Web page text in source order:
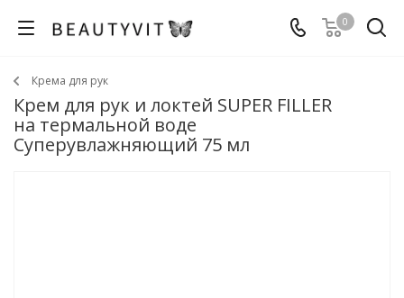
0
Крема для рук
Крем для рук и локтей SUPER FILLER
на термальной воде
Суперувлажняющий 75 мл